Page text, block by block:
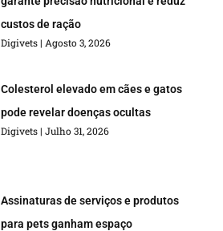
custos de ração
Digivets Agosto 3, 2026
Colesterol elevado em cães e gatos
pode revelar doenças ocultas
Digivets Julho 31, 2026
Assinaturas de serviços e produtos
para pets ganham espaço